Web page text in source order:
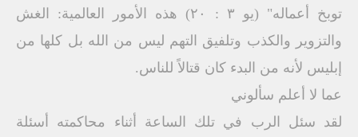
توبخ أعماله" (يو ٣ : ٢٠) هذه الأمور العالمية: الغش
والتزوير والكذب وتلفيق التهم ليس من الله بل كلها من
إبليس لأنه من البدء كان قتالاً للناس.
عما لا أعلم سألوني
لقد سئل الرب في تلك الساعة أثناء محاكمته أسئلة